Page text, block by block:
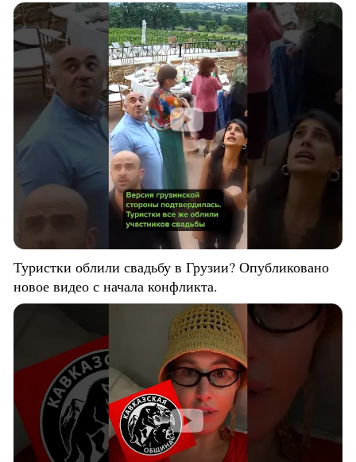
Туристки облили свадьбу в Грузии? Опубликовано
новое видео с начала конфликта.